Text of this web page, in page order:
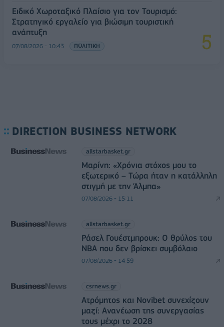
Ειδικό Χωροταξικό Πλαίσιο για τον Τουρισμό:
Στρατηγικό εργαλείο για βιώσιμη τουριστική
ανάπτυξη
07/08/2026 - 10:43 ΠΟΛΙΤΙΚΗ
DIRECTION BUSINESS NETWORK
allstarbasket.gr
Μαρίνη: «Χρόνια στόχος μου το
εξωτερικό – Τώρα ήταν η κατάλληλη
στιγμή με την Άλμπα»
07/08/2026 - 15:11
allstarbasket.gr
Ράσελ Γουέστμπρουκ: Ο θρύλος του
NBA που δεν βρίσκει συμβόλαιο
07/08/2026 - 14:59
csrnews.gr
Ατρόμητος και Novibet συνεχίζουν
μαζί: Ανανέωση της συνεργασίας
τους μέχρι το 2028